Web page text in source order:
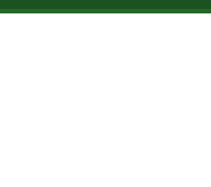
Skip to main content